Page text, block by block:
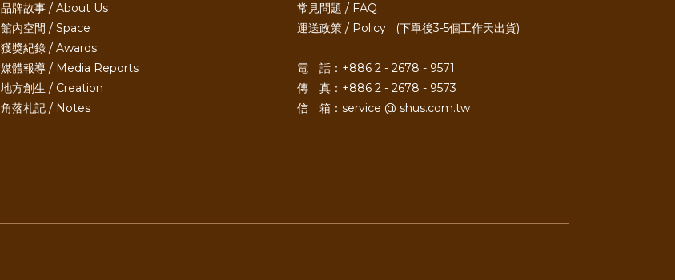
品牌故事 / About Us
館內空間 / Space
獲獎紀錄 / Awards
媒體報導 / Media Reports
地方創生 / Creation
角落札記 / Notes
常見問題 / FAQ
運送政策 / Policy (下單後3-5個工作天出貨)
電 話：+886 2 - 2678 - 9571
傳 真：+886 2 - 2678 - 9573
信 箱：service @ shus.com.tw